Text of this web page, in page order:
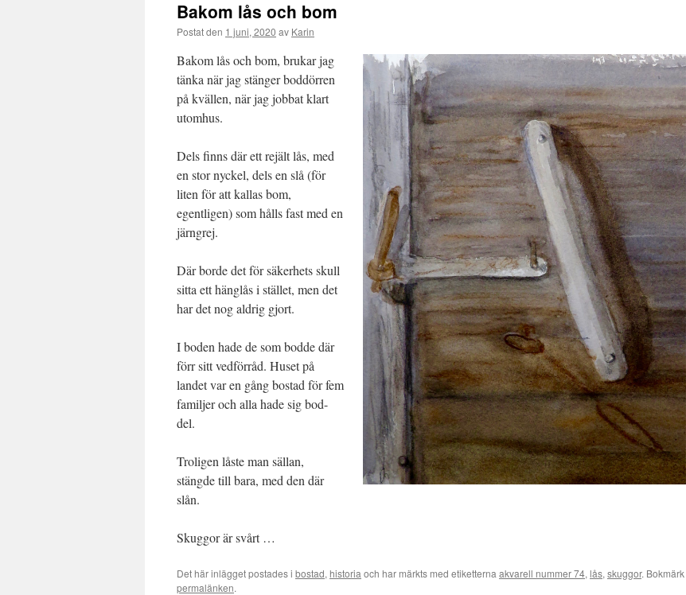
Bakom lås och bom
Postat den 1 juni, 2020 av Karin
Bakom lås och bom, brukar jag
tänka när jag stänger boddörren
på kvällen, när jag jobbat klart
utomhus.
Dels finns där ett rejält lås, med
en stor nyckel, dels en slå (för
liten för att kallas bom,
egentligen) som hålls fast med en
järngrej.
Där borde det för säkerhets skull
sitta ett hänglås i stället, men det
har det nog aldrig gjort.
I boden hade de som bodde där
förr sitt vedförråd. Huset på
landet var en gång bostad för fem
familjer och alla hade sig bod-
del.
Troligen låste man sällan,
stängde till bara, med den där
slån.
Skuggor är svårt …
Det här inlägget postades i bostad, historia och har märkts med etiketterna akvarell nummer 74, lås, skuggor. Bokmärk
permalänken.